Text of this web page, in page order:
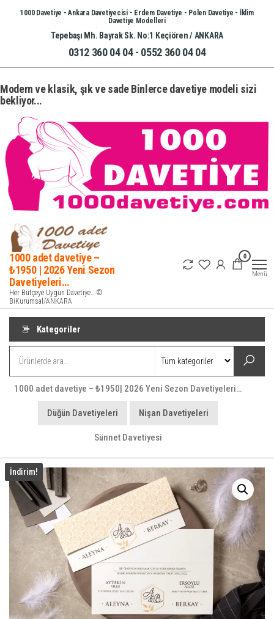
İçeriğe1000 Davetiye - Ankara Davetiyecisi - Erdem Davetiye - Polen Davetiye - İklim
Davetiye Modelleri
Tepebaşı Mh. Bayrak Sk. No:1 Keçiören / ANKARA
0312 360 04 04 - 0552 360 04 04
Modern ve klasik, şık ve sade Binlerce davetiye modeli sizi
bekliyor...
1000 adet davetiye –
₺1950 | 2026 Yeni Sezon
Davetiyeleri…
Her Bütçeye Uygun Davetiye… ©
BiKurumsal/ANKARA
0
Menü
Kategoriler
1000 adet davetiye – ₺1950| 2026 Yeni Sezon Davetiyeleri…
Düğün Davetiyeleri Nişan Davetiyeleri
Sünnet Davetiyesi
İndirim!